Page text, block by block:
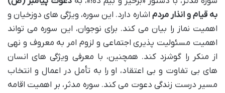
به قیام و انذار مردم اشاره دارد. این سوره، ویژگی های دوزخیان و
اهمیت نماز را بیان می کند. برای نوجوان، این سوره می تواند
اهمیت مسئولیت پذیری اجتماعی و لزوم امر به معروف و نهی
از منکر را گوشزد کند. همچنین، با معرفی ویژگی های انسان
های بی تفاوت و بی اعتقاد، او را به تأمل در اعمال و انتخاب
مسیر درست زندگی دعوت می کند. سوره مدثر، بر اهمیت اقامه